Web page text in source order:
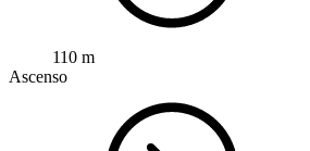
110 m
Ascenso